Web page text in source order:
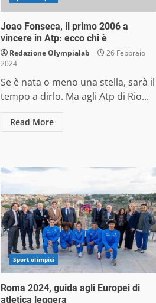
Joao Fonseca, il primo 2006 a
vincere in Atp: ecco chi è
Redazione Olympialab
26 Febbraio
2024
Se è nata o meno una stella, sarà il
tempo a dirlo. Ma agli Atp di Rio...
Read More
Sport olimpici
Roma 2024, guida agli Europei di
atletica leggera